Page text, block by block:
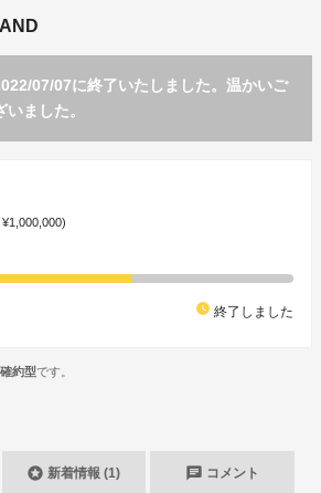
07/07に終了いたしました。温かいご
ました。
watch_later 終了しました
約型です。
stars 新着情報 (1) chat コメント